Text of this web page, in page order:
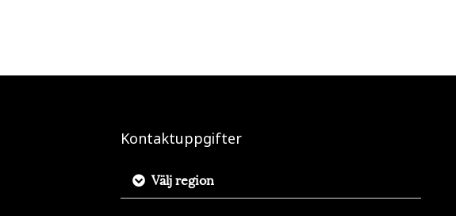
Kontaktuppgifter
Välj region